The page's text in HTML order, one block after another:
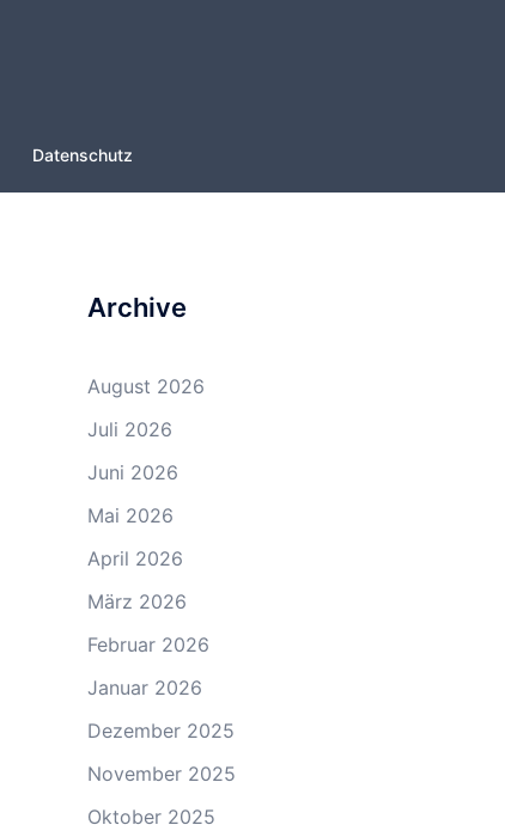
Datenschutz
Archive
August 2026
Juli 2026
Juni 2026
Mai 2026
April 2026
März 2026
Februar 2026
Januar 2026
Dezember 2025
November 2025
Oktober 2025